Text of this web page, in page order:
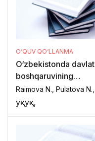
O‘QUV QO‘LLANMA
O‘zbekistonda davlat
boshqaruvining
huquqiy asoslari
Raimova N., Pulatova N.,
Ҳуқуқ,